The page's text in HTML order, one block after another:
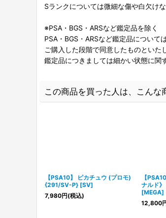
Sランクについては微細な傷や白欠け
※PSA・BGS・ARSなど鑑定品を除く
PSA・BGS・ARSなど鑑定品について
ご購入した段階で同意したものといた
鑑定品につきましては細かい状態に関
この商品を買った人は、こんな
【PSA10】 ピカチュウ (プロモ)
{291/SV-P} [SV]
7,980円(税込)
【
ナルド
[MEGA]
12,800